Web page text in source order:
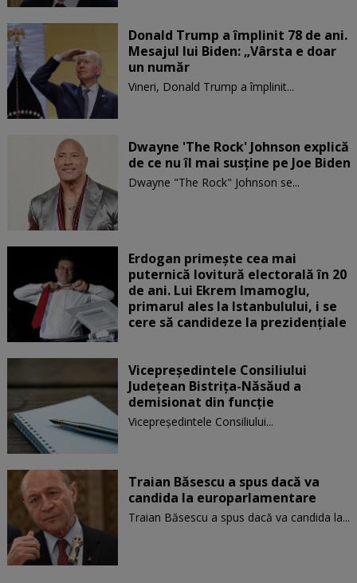
Donald Trump a împlinit 78 de ani.
Mesajul lui Biden: „Vârsta e doar
un număr
Vineri, Donald Trump a împlinit...
Dwayne 'The Rock' Johnson explică
de ce nu îl mai susține pe Joe Biden
Dwayne "The Rock" Johnson se...
Erdogan primește cea mai
puternică lovitură electorală în 20
de ani. Lui Ekrem Imamoglu,
primarul ales la Istanbulului, i se
cere să candideze la prezidențiale
Vicepreşedintele Consiliului
Judeţean Bistriţa-Năsăud a
demisionat din funcție
Vicepreşedintele Consiliului...
Traian Băsescu a spus dacă va
candida la europarlamentare
Traian Băsescu a spus dacă va candida la...